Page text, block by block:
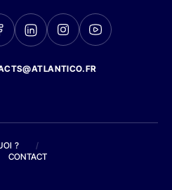
?
/
CONTACT